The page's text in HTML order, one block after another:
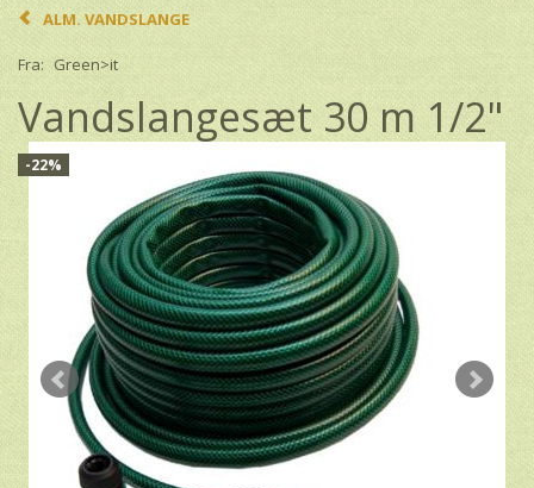
ALM. VANDSLANGE
Fra: Green>it
Vandslangesæt 30 m 1/2"
-22%